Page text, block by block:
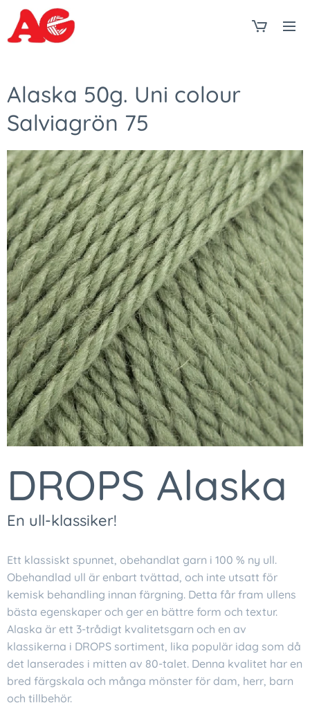
Alaska 50g. Uni colour
Salviagrön 75
DROPS Alaska
En ull-klassiker!
Ett klassiskt spunnet, obehandlat garn i 100 % ny ull.
Obehandlad ull är enbart tvättad, och inte utsatt för
kemisk behandling innan färgning. Detta får fram ullens
bästa egenskaper och ger en bättre form och textur.
Alaska är ett 3-trådigt kvalitetsgarn och en av
klassikerna i DROPS sortiment, lika populär idag som då
det lanserades i mitten av 80-talet. Denna kvalitet har en
bred färgskala och många mönster för dam, herr, barn
och tillbehör.